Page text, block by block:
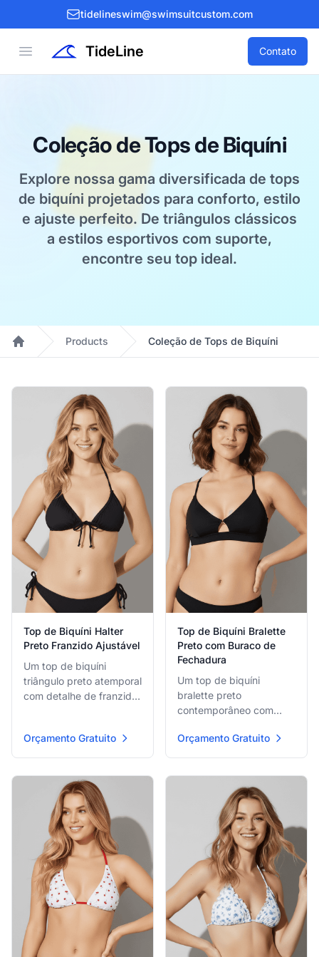
tidelineswim@swimsuitcustom.com
Open menu TideLine Contato
Coleção de Tops de Biquíni
Explore nossa gama diversificada de tops
de biquíni projetados para conforto, estilo
e ajuste perfeito. De triângulos clássicos
a estilos esportivos com suporte,
encontre seu top ideal.
Home
Products Coleção de Tops de Biquíni
Products
Top de Biquíni Halter
Preto Franzido Ajustável
Um top de biquíni
triângulo preto atemporal
com detalhe de franzido
nas costas, oferecendo
um básico de praia
Orçamento Gratuito
Top de Biquíni Bralette
Preto com Buraco de
Fechadura
Um top de biquíni
bralette preto
contemporâneo com
costas nadador e um
pequeno recorte de
acentuado com anel
dourado no centro
Orçamento Gratuito